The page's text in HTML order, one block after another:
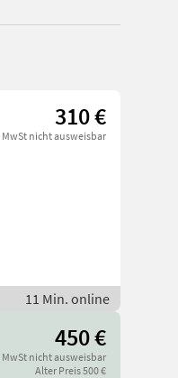
310 €
MwSt nicht ausweisbar
11 Min. online
450 €
MwSt nicht ausweisbar
Alter Preis 500 €